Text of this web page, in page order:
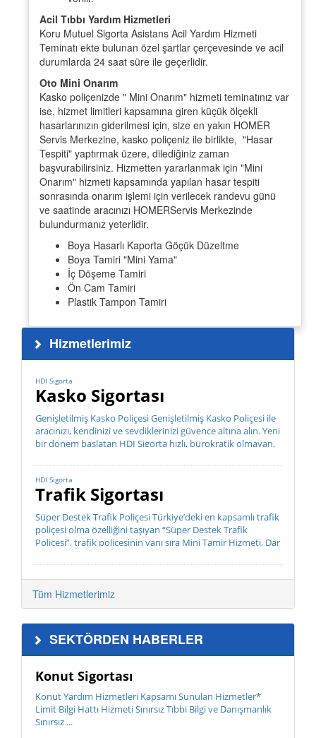
​Acil Tıbbı Yardım Hizmetleri
Koru Mutuel Sigorta Asistans Acil Yardım Hizmeti
Teminatı ekte bulunan özel şartlar çerçevesinde ve acil
durumlarda 24 saat süre ile geçerlidir.
Oto Mini Onarım
Kasko poliçenizde " Mini Onarım" hizmeti teminatınız var
ise, hizmet limitleri kapsamına giren küçük ölçekli
hasarlarınızın giderilmesi için, size en yakın HOMER
Servis Merkezine, kasko poliçeniz ile birlikte, "Hasar
Tespiti" yaptırmak üzere, dilediğiniz zaman
başvurabilirsiniz. Hizmetten yararlanmak için "Mini
Onarım" hizmeti kapsamında yapılan hasar tespiti
sonrasında onarım işlemi için verilecek randevu günü
ve saatinde aracınızı HOMERServis Merkezinde
bulundurmanız yeterlidir.
Boya Hasarlı Kaporta Göçük Düzeltme
Boya Tamiri "Mini Yama"
İç Döşeme Tamiri
Ön Cam Tamiri
Plastik Tampon Tamiri
Hizmetlerimiz
HDI Sigorta
Kasko Sigortası
Genişletilmiş Kasko Poliçesi Genişletilmiş Kasko Poliçesi ile
aracınızı, kendinizi ve sevdiklerinizi güvence altına alın. Yeni
bir dönem başlatan HDI Sigorta hızlı, bürokratik olmayan,
HDI Sigorta
Trafik Sigortası
Süper Destek Trafik Poliçesi Türkiye’deki en kapsamlı trafik
poliçesi olma özelliğini taşıyan “Süper Destek Trafik
Poliçesi”, trafik poliçesinin yanı sıra Mini Tamir Hizmeti, Dar
Tüm Hizmetlerimiz
SEKTÖRDEN HABERLER
Konut Sigortası
Konut Yardım Hizmetleri Kapsamı Sunulan Hizmetler*
Limit Bilgi Hattı Hizmeti Sınırsız Tıbbi Bilgi ve Danışmanlık
Sınırsız ...